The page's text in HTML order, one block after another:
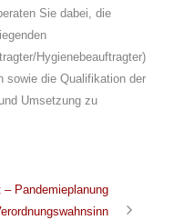
Sie dabei, die
Hygienebeauftragter)
sowie die Qualifikation der
Umsetzung zu
Pandemieplanung